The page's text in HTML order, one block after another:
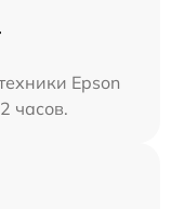
Epson
часов.